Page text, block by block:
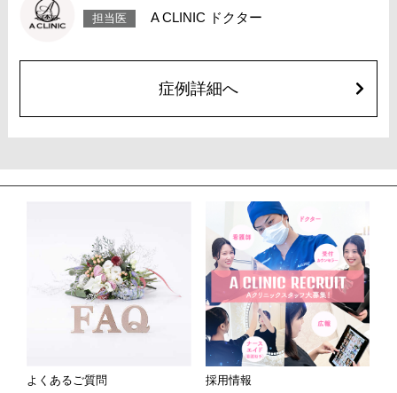
費用：レスチレン(片手2ccずつ)148,000円(税込)
ジュビダームビスタ ボリフトXC(片手2ccずつ)272,800円(税込)
担当医 A CLINIC ドクター
症例詳細へ
よくあるご質問 採用情報